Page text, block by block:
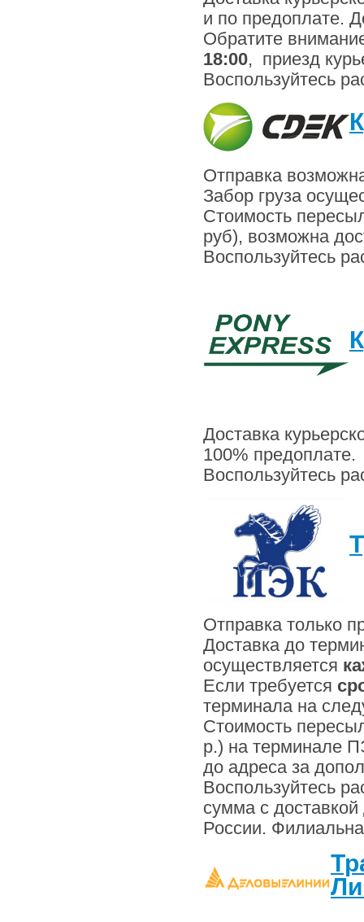
и по предоплате.
Обратите
18:00, приезд
Воспользуйтесь
Отправка
Забор груза
Стоимость
руб), возможна
Воспользуйтесь
Доставка
100% предоплате.
Воспользуйтесь
Отправка только
Доставка до
осуществляется
Если требуется
терминала на
Стоимость
р.) на терминале
до адреса за
Воспользуйтесь
сумма с
России.